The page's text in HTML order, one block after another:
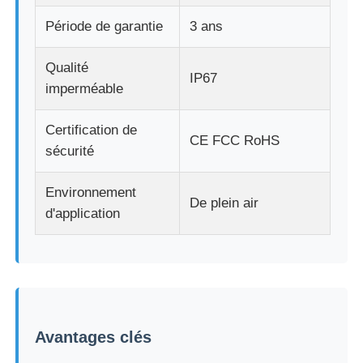
Période de garantie 3 ans
Qualité
imperméable
IP67
Certification de
sécurité
CE FCC RoHS
Environnement
d'application
De plein air
Avantages clés